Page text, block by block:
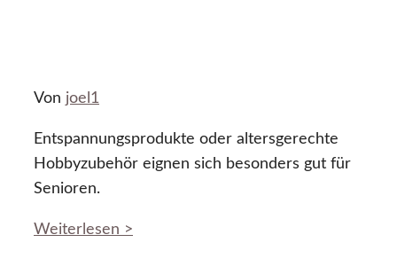
Von joel1
Entspannungsprodukte oder altersgerechte
Hobbyzubehör eignen sich besonders gut für
Senioren.
Weiterlesen >